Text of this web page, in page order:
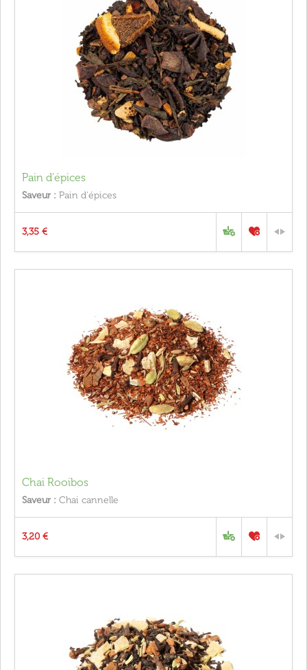
Pain d'épices
Saveur : Pain d'épices
3,35 €
Chai Rooibos
Saveur : Chai cannelle
3,20 €